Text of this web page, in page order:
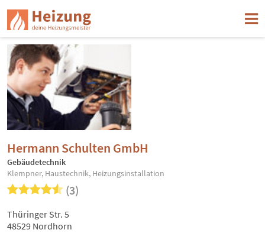
Hermann Schulten GmbH
Gebäudetechnik
Klempner, Haustechnik, Heizungsinstallation
(3)
Thüringer Str. 5
48529 Nordhorn